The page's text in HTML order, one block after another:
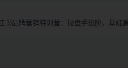
书品牌营销特训营：操盘手进阶，基础